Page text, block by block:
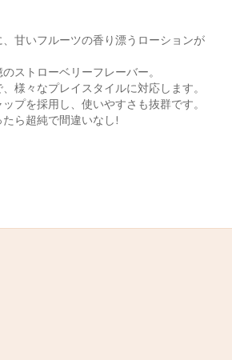
甘いフルーツの香り漂うローションが
ストローベリーフレーバー。
様々なプレイスタイルに対応します。
プを採用し、使いやすさも抜群です。
ら超純で間違いなし!